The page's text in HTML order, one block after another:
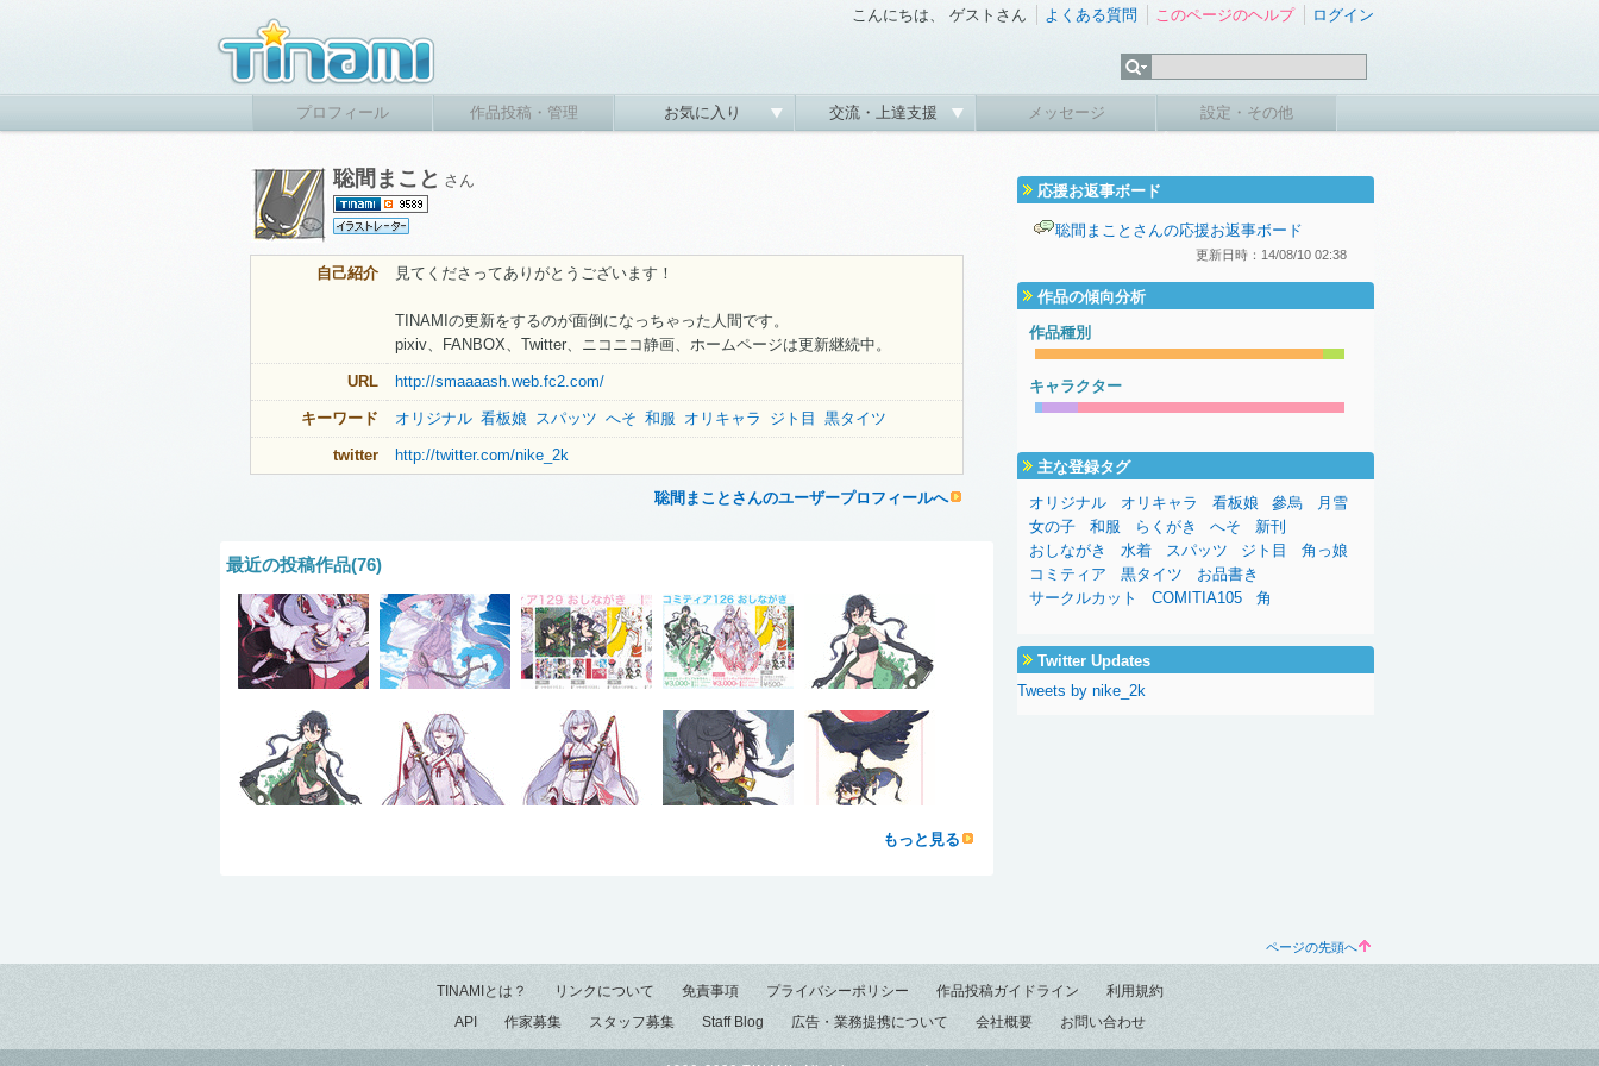
こんにちは、 ゲストさん よくある質問 このページのヘルプ ログイン
プロフィール 作品投稿・管理 お気に入り 交流・上達支援 メッセージ 設定・その他
聡間まこと さん
自己紹介 見てくださってありがとうございます！
TINAMIの更新をするのが面倒になっちゃった人間です。
pixiv、FANBOX、Twitter、ニコニコ静画、ホームページは更新継続中。
URL http://smaaaash.web.fc2.com/
キーワード オリジナル 看板娘 スパッツ へそ 和服 オリキャラ ジト目 黒タイツ
twitter http://twitter.com/nike_2k
聡間まことさんのユーザープロフィールへ
最近の投稿作品(76)
もっと見る
応援お返事ボード
聡間まことさんの応援お返事ボード
更新日時：14/08/10 02:38
作品の傾向分析
作品種別
キャラクター
主な登録タグ
オリジナル
オリキャラ 看板娘 參烏
月雪
女の子
和服 らくがき へそ
新刊
おしながき
水着 スパッツ ジト目
角っ娘
コミティア
黒タイツ
お品書き
サークルカット
COMITIA105 角
Twitter Updates
Tweets by nike_2k
ページの先頭へ
TINAMIとは？ リンクについて 免責事項 プライバシーポリシー 作品投稿ガイドライン
利用規約
API
作家募集 スタッフ募集 Staff Blog 広告・業務提携について 会社概要 お問い合わせ